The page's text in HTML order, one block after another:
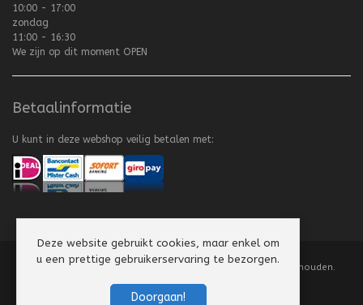
10:00 - 17:00
zondag
11:00 - 16:30
We zijn op dit moment OPEN
Betaalinformatie
U kunt in deze webshop veilig betalen met:
Copyright
2008-2026 Texel Vliegerhuis. Alle rechten voorbehouden.
Deze website gebruikt cookies, maar enkel om
u een prettige gebruikerservaring te bezorgen.
Doorgaan!